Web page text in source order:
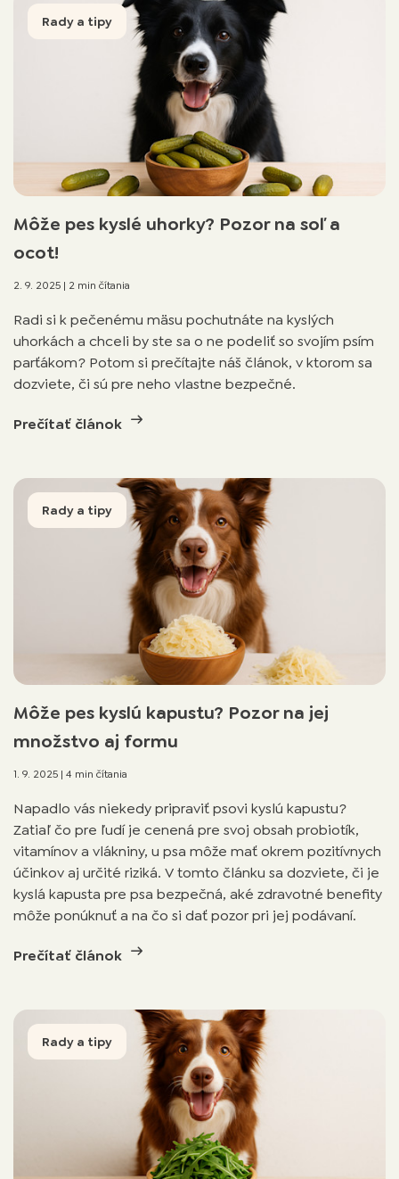
Rady a tipy
Môže pes kyslé uhorky? Pozor na soľ a
ocot!
2. 9. 2025 | 2 min čítania
Radi si k pečenému mäsu pochutnáte na kyslých
uhorkách a chceli by ste sa o ne podeliť so svojím psím
parťákom? Potom si prečítajte náš článok, v ktorom sa
dozviete, či sú pre neho vlastne bezpečné.
Prečítať článok
Rady a tipy
Môže pes kyslú kapustu? Pozor na jej
množstvo aj formu
1. 9. 2025 | 4 min čítania
Napadlo vás niekedy pripraviť psovi kyslú kapustu?
Zatiaľ čo pre ľudí je cenená pre svoj obsah probiotík,
vitamínov a vlákniny, u psa môže mať okrem pozitívnych
účinkov aj určité riziká. V tomto článku sa dozviete, či je
kyslá kapusta pre psa bezpečná, aké zdravotné benefity
môže ponúknuť a na čo si dať pozor pri jej podávaní.
Prečítať článok
Rady a tipy